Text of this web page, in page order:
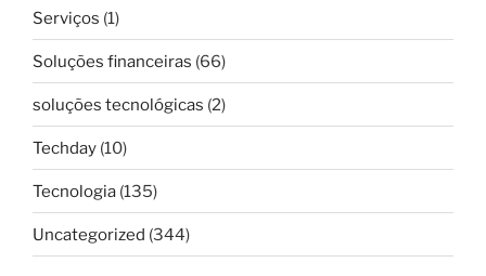
Serviços (1)
Soluções financeiras (66)
soluções tecnológicas (2)
Techday (10)
Tecnologia (135)
Uncategorized (344)